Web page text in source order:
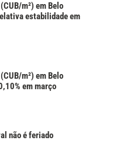
m²) em Belo
estabilidade em
m²) em Belo
em março
não é feriado